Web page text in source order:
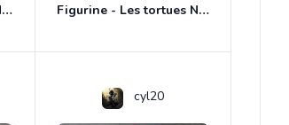
Figurine - Les tortues Ninja - Leonardo Figurine - Les tortues Ninja
cyl20